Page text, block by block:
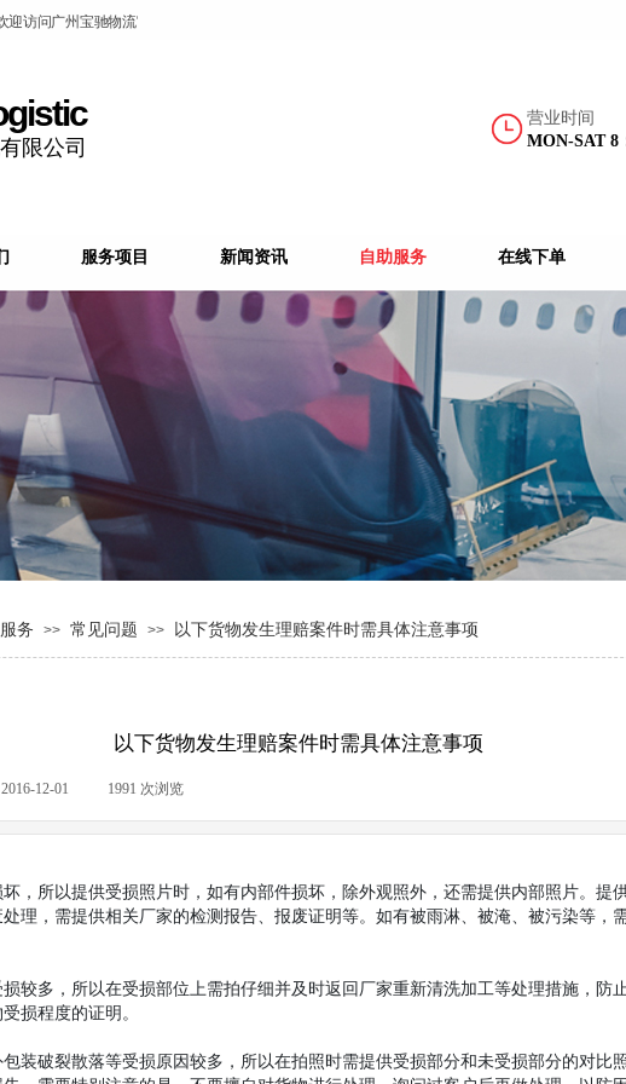
访问广州宝驰物流官方网站！
营业时间
MON-SAT 8
限公司
服务项目 新闻资讯 自助服务 在线下单
务 >> 常见问题 >> 以下货物发生理赔案件时需具体注意事项
以下货物发生理赔案件时需具体注意事项
2016-12-01 1991 次浏览
，所以提供受损照片时，如有内部件损坏，除外观照外，还需提供内部照片。提
理，需提供相关厂家的检测报告、报废证明等。如有被雨淋、被淹、被污染等，
较多，所以在受损部位上需拍仔细并及时返回厂家重新清洗加工等处理措施，防
损程度的证明。
装破裂散落等受损原因较多，所以在拍照时需提供受损部分和未受损部分的对比